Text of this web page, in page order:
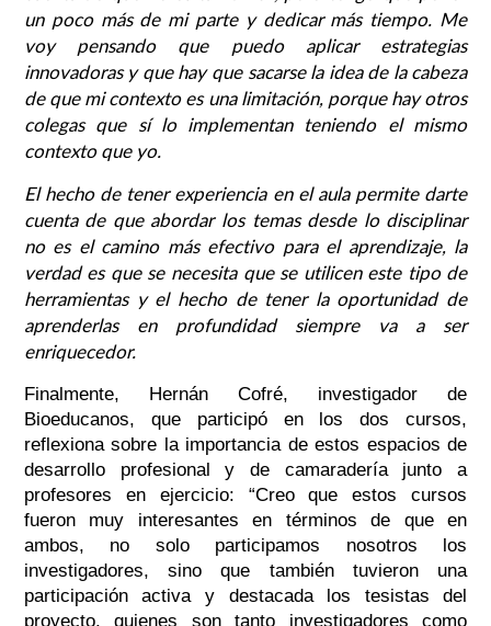
un poco más de mi parte y dedicar más tiempo. Me
voy pensando que puedo aplicar estrategias
innovadoras y que hay que sacarse la idea de la cabeza
de que mi contexto es una limitación, porque hay otros
colegas que sí lo implementan teniendo el mismo
contexto que yo.
El hecho de tener experiencia en el aula permite darte
cuenta de que abordar los temas desde lo disciplinar
no es el camino más efectivo para el aprendizaje, la
verdad es que se necesita que se utilicen este tipo de
herramientas y el hecho de tener la oportunidad de
aprenderlas en profundidad siempre va a ser
enriquecedor.
Finalmente, Hernán Cofré, investigador de
Bioeducanos, que participó en los dos cursos,
reflexiona sobre la importancia de estos espacios de
desarrollo profesional y de camaradería junto a
profesores en ejercicio: “Creo que estos cursos
fueron muy interesantes en términos de que en
ambos, no solo participamos nosotros los
investigadores, sino que también tuvieron una
participación activa y destacada los tesistas del
proyecto, quienes son tanto investigadores como